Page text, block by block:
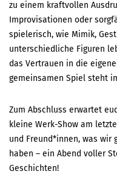
zu einem kraftvollen
Improvisationen oder
spielerisch, wie Mimik,
unterschiedliche Figuren
das Vertrauen in die
gemeinsamen Spiel steht
Zum Abschluss erwartet
kleine Werk-Show am
und Freund*innen, was
haben – ein Abend voller
Geschichten!